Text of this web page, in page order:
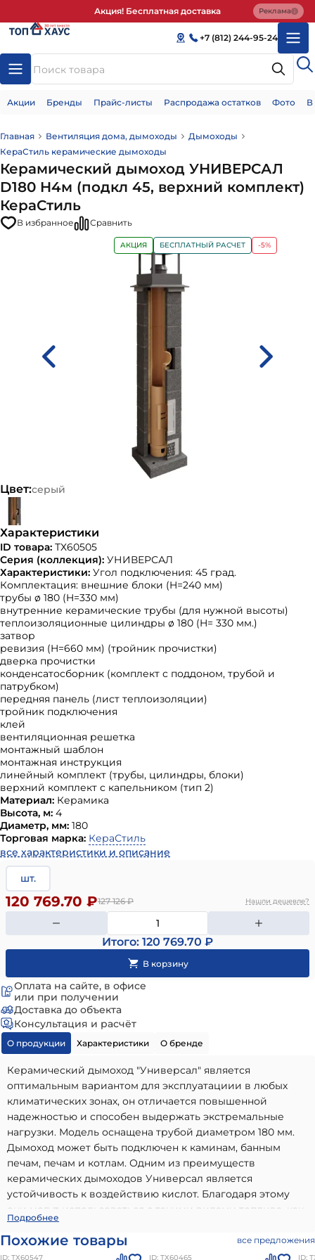
Акция! Бесплатная доставка Реклама
+7 (812) 244-95-24
Акции Бренды Прайс-листы Распродажа остатков Фото
Главная Вентиляция дома, дымоходы
Дымоходы
КераСтиль керамические дымоходы
Керамический дымоход УНИВЕРСАЛ
D180 H4м (подкл 45, верхний комплект)
КераСтиль
В избранное Сравнить
АКЦИЯ БЕСПЛАТНЫЙ РАСЧЕТ -5%
Цвет:серый
Характеристики
ID товара: ТХ60505
Серия (коллекция): УНИВЕРСАЛ
Характеристики: Угол подключения: 45 град.
Комплектация: внешние блоки (H=240 мм)
трубы ø 180 (H=330 мм)
внутренние керамические трубы (для нужной высоты)
теплоизоляционные цилиндры ø 180 (H= 330 мм.)
затвор
ревизия (H=660 мм) (тройник прочистки)
дверка прочистки
конденсатосборник (комплект с поддоном, трубой и
патрубком)
передняя панель (лист теплоизоляции)
тройник подключения
клей
вентиляционная решетка
монтажный шаблон
монтажная инструкция
линейный комплект (трубы, цилиндры, блоки)
верхний комплект с капельником (тип 2)
Материал: Керамика
Высота, м: 4
Диаметр, мм: 180
Торговая марка: КераСтиль
все характеристики и описание
шт.
127 126₽
120 769.70 ₽ Нашли дешевле?
Итого: 120 769.70 ₽
Оплата на сайте, в офисе
или при получении
Доставка до объекта
Консультация и расчёт
О продукции Характеристики О бренде
Керамический дымоход "Универсал" является
оптимальным вариантом для эксплуатациии в любых
климатических зонах, он отличается повышенной
надежностью и способен выдержать экстремальные
нагрузки. Модель оснащена трубой диаметром 180 мм.
Дымоход может быть подключен к каминам, банным
печам, печам и котлам. Одним из преимуществ
керамических дымоходов Универсал является
устойчивость к воздействию кислот. Благодаря этому
они могут использоваться с такими видами топлива, как
газ, дизель, керосин, древесина и уголь.
Керамический дымоход УНИВЕРСАЛ D180 H4м (подкл
высококачественный вариант, идеально подходящий для
Подробнее
Похожие товары все предложения
ID: ТХ60547 ID: ТХ60465 ID: